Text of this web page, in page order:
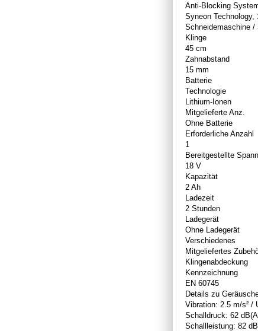
Anti-Blocking
Syneon Technology,
Schneidemaschine /
Klinge
45 cm
Zahnabstand
15 mm
Batterie
Technologie
Lithium-Ionen
Mitgelieferte Anz.
Ohne Batterie
Erforderliche Anzahl
1
Bereitgestellte
18 V
Kapazität
2 Ah
Ladezeit
2 Stunden
Ladegerät
Ohne Ladegerät
Verschiedenes
Mitgeliefertes
Klingenabdeckung
Kennzeichnung
EN 60745
Details zu
Vibration: 2.5 m/s² /
Schalldruck: 62
Schallleistung: 82